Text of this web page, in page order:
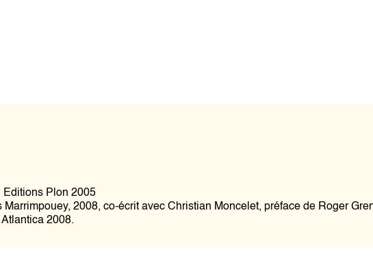
Editions Plon 2005
2008, co-écrit avec Christian Moncelet, préface de Roger
2008.